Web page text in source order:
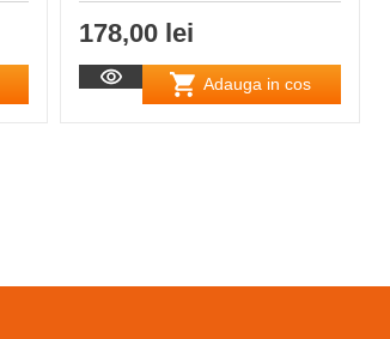
178,00 lei
Adauga in cos